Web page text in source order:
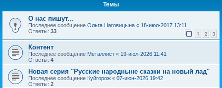
Темы
О нас пишут...
Последнее сообщение Ольга Наговицына « 18-июл-2017 13:11
Ответы: 33 1 2 3
Контент
Последнее сообщение Металлист « 19-июл-2026 11:41
Ответы: 4
Новая серия "Русские народныне сказки на новый лад"
Последнее сообщение Куйгорож « 07-июн-2026 19:42
Ответы: 2